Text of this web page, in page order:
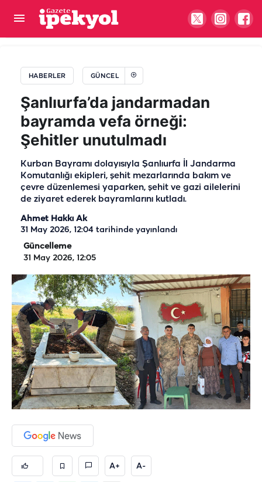
HABERLER GÜNCEL
Şanlıurfa’da jandarmadan
bayramda vefa örneği:
Şehitler unutulmadı
Kurban Bayramı dolayısıyla Şanlıurfa İl Jandarma
Komutanlığı ekipleri, şehit mezarlarında bakım ve
çevre düzenlemesi yaparken, şehit ve gazi ailelerini
de ziyaret ederek bayramlarını kutladı.
Ahmet Hakkı Ak
31 May 2026, 12:04 tarihinde yayınlandı
Güncelleme
31 May 2026, 12:05
A+ A-
Harran Üniversitesinde skandal iddia!